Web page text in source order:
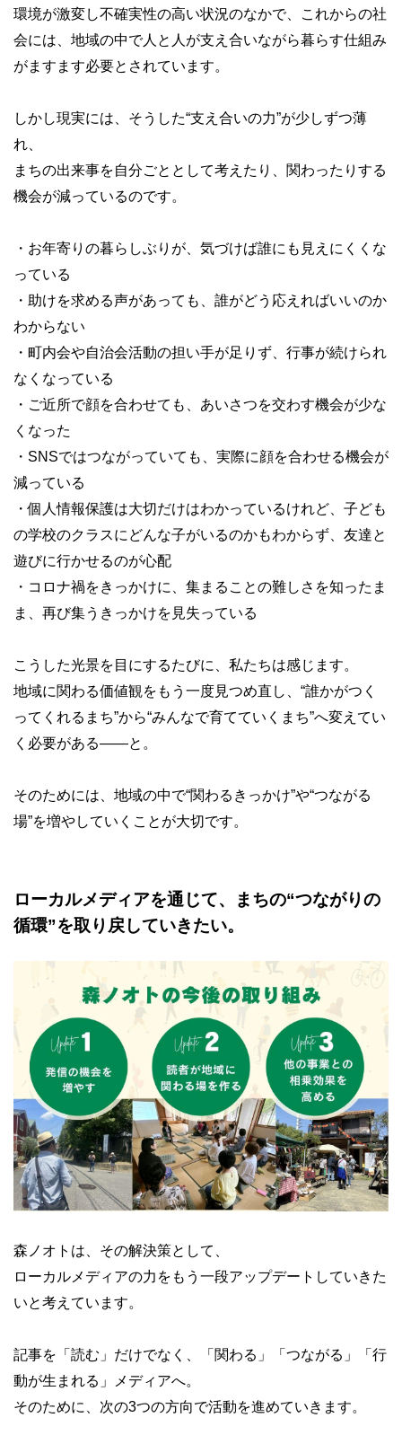
環境が激変し不確実性の高い状況のなかで、これからの社
会には、地域の中で人と人が支え合いながら暮らす仕組み
がますます必要とされています。
しかし現実には、そうした“支え合いの力”が少しずつ薄
れ、
まちの出来事を自分ごととして考えたり、関わったりする
機会が減っているのです。
・お年寄りの暮らしぶりが、気づけば誰にも見えにくくな
っている
・助けを求める声があっても、誰がどう応えればいいのか
わからない
・町内会や自治会活動の担い手が足りず、行事が続けられ
なくなっている
・ご近所で顔を合わせても、あいさつを交わす機会が少な
くなった
・SNSではつながっていても、実際に顔を合わせる機会が
減っている
・個人情報保護は大切だけはわかっているけれど、子ども
の学校のクラスにどんな子がいるのかもわからず、友達と
遊びに行かせるのが心配
・コロナ禍をきっかけに、集まることの難しさを知ったま
ま、再び集うきっかけを見失っている
こうした光景を目にするたびに、私たちは感じます。
地域に関わる価値観をもう一度見つめ直し、“誰かがつく
ってくれるまち”から“みんなで育てていくまち”へ変えてい
く必要がある――と。
そのためには、地域の中で“関わるきっかけ”や“つながる
場”を増やしていくことが大切です。
ローカルメディアを通じて、まちの“つながりの
循環”を取り戻していきたい。
森ノオトは、その解決策として、
ローカルメディアの力をもう一段アップデートしていきた
いと考えています。
記事を「読む」だけでなく、「関わる」「つながる」「行
動が生まれる」メディアへ。
そのために、次の3つの方向で活動を進めていきます。